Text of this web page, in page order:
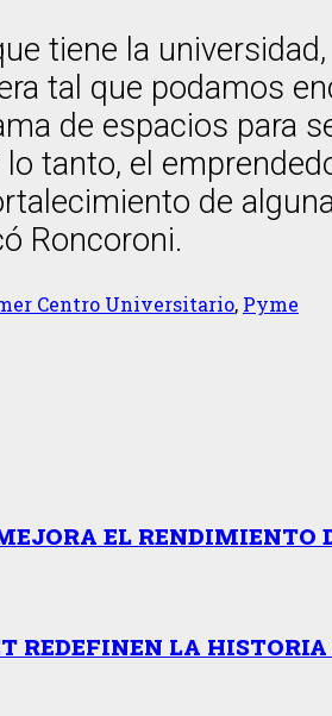
tiene la
tal que podamos
de espacios para
tanto, el
de
Roncoroni.
Centro Universitario, Pyme
EL RENDIMIENTO
REDEFINEN LA